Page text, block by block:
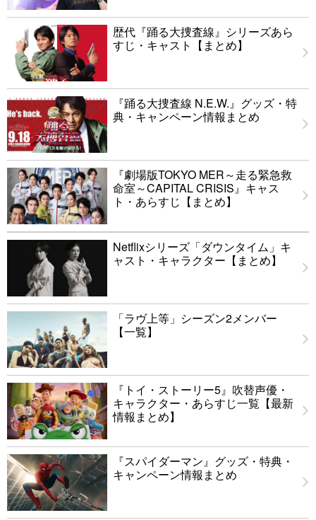
歴代『踊る大捜査線』シリーズあら
すじ・キャスト【まとめ】
『踊る大捜査線 N.E.W.』グッズ・特
典・キャンペーン情報まとめ
『劇場版TOKYO MER～走る緊急救
命室～CAPITAL CRISIS』キャス
ト・あらすじ【まとめ】
Netflixシリーズ「ダウンタイム」キ
ャスト・キャラクター【まとめ】
「ラヴ上等」シーズン2メンバー
【一覧】
『トイ・ストーリー5』吹替声優・
キャラクター・あらすじ一覧【最新
情報まとめ】
『スパイダーマン』グッズ・特典・
キャンペーン情報まとめ